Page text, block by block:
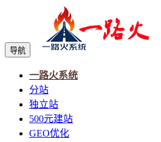
导航
一路火系统
分站
独立站
500元建站
GEO优化